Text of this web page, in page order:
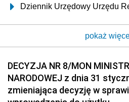
Dziennik Urzędowy Urzędu
Dziennik Urzędowy Ministra
Elektronicznej
Dziennik Urzędowy Ministra
Administracji
pokaż
DECYZJA NR 8/MON
NARODOWEJ z dnia 31
zmieniająca decyzję w